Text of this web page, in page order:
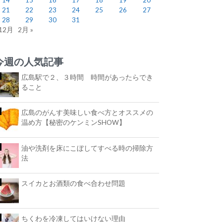
21
22 23 24 25 26
27
28
29 30
31
月
2月 »
週の人気記事
広島駅で２、３時間 時間があったらでき
ること
広島のがんす美味しい食べ方とオススメの
温め方【秘密のケンミンSHOW】
油や洗剤を床にこぼしてすべる時の掃除方
法
スイカとお酒類の食べ合わせ問題
ちくわを冷凍してはいけない理由